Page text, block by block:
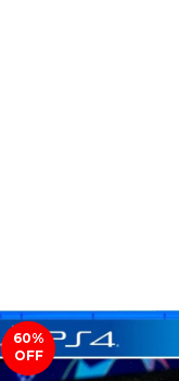
60%
OFF